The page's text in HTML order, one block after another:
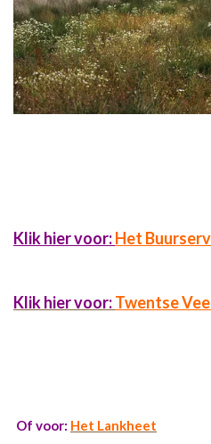
Klik hier voor:Het
Klik hier voor:Twentse
Of voor: Het Lankheet